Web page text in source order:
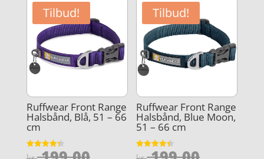
Tilbud!
Ruffwear Front Range
Halsbånd, Blå, 51 – 66
cm
Vurderet
Tilbud!
Ruffwear Front Range
Halsbånd, Blue Moon,
51 – 66 cm
Vurderet